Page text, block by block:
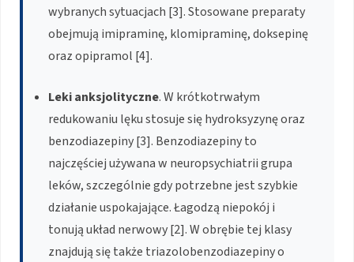
wybranych sytuacjach [3]. Stosowane preparaty
obejmują imipraminę, klomipraminę, doksepinę
oraz opipramol [4].
Leki anksjolityczne. W krótkotrwałym
redukowaniu lęku stosuje się hydroksyzynę oraz
benzodiazepiny [3]. Benzodiazepiny to
najczęściej używana w neuropsychiatrii grupa
leków, szczególnie gdy potrzebne jest szybkie
działanie uspokajające. Łagodzą niepokój i
tonują układ nerwowy [2]. W obrębie tej klasy
znajdują się także triazolobenzodiazepiny o